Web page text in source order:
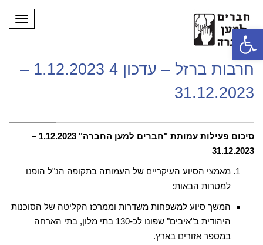
פתח סרגל נגישות
חרבות ברזל – עדכון 4 1.12.2023 –
31.12.2023
סיכום פעילות עמותת "חברים למען החברה" 1.12.2023 –
31.12.2023
מאמצי הסיוע העיקריים של העמותה בתקופה הנ"ל הופנו
למטרות הבאות:
המשך סיוע למשפחות משדרות וממרכז הקליטה של הסוכנות
היהודית ב"איבים" שפונו לכ-130 בתי מלון, בתי הארחה
במספר אזורים בארץ.